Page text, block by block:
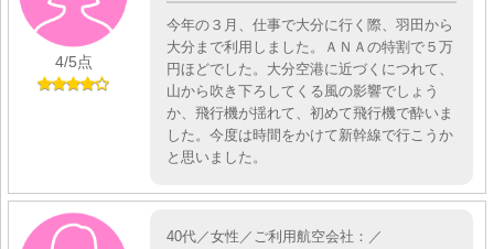
4/5点
今年の３月、仕事で大分に行く際、羽田から
大分まで利用しました。ＡＮＡの特割で５万
円ほどでした。大分空港に近づくにつれて、
山から吹き下ろしてくる風の影響でしょう
か、飛行機が揺れて、初めて飛行機で酔いま
した。今度は時間をかけて新幹線で行こうか
と思いました。
40代／女性／ご利用航空会社：／